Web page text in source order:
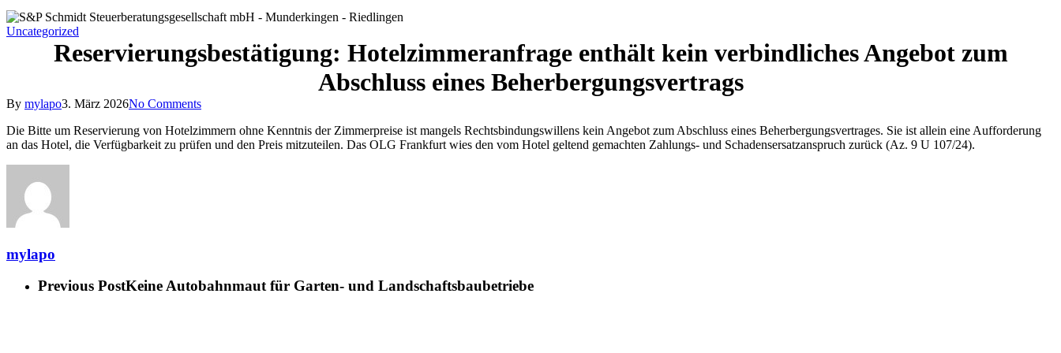
Uncategorized
Reservierungsbestätigung: Hotelzimmeranfrage enthält kein verbindliches Angebot zum
Abschluss eines Beherbergungsvertrags
By mylapo3. März 2026No Comments
Die Bitte um Reservierung von Hotelzimmern ohne Kenntnis der Zimmerpreise ist mangels Rechtsbindungswillens kein Angebot zum Abschluss eines Beherbergungsvertrages. Sie ist allein eine Aufforderung
an das Hotel, die Verfügbarkeit zu prüfen und den Preis mitzuteilen. Das OLG Frankfurt wies den vom Hotel geltend gemachten Zahlungs- und Schadensersatzanspruch zurück (Az. 9 U 107/24).
mylapo
Previous PostKeine Autobahnmaut für Garten- und Landschaftsbaubetriebe